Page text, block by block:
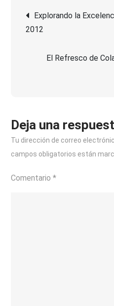
de
entradas
Explorando la
2012
El Refresco de
Deja una
Tu dirección de correo
campos obligatorios están
Comentario*